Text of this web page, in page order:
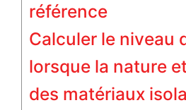
référence
Calculer le niveau
lorsque la nature
des matériaux